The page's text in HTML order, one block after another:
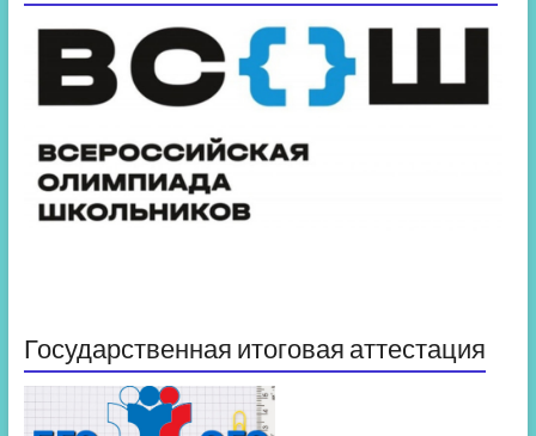
Государственная итоговая аттестация